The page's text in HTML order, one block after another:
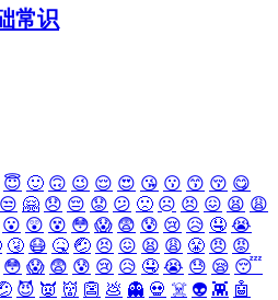
常识
😇 🙂 🙃 😉 😌 😍 😘 😗 😙 😚 😋
😒 🤗 😞 😔 😟 😕 🙁 ☹️ 😣 😖 😫 😩
😮 😲 😵 😳 😱 😨 😰 😢 😥 🤤 😭
🤧 😷 🤒 🤕 😣 😖 😫 😩 😤 😠 😡
😳 😱 😨 😰 😢 😥 🤤 😭 😓 😪 😴
😈 👿 👹 👺 💩 👻 💀 ☠️ 👽 👾 🤖